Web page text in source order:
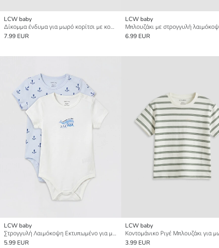
LCW baby
Δίκομμα ένδυμα για μωρό κορίτσι με κουμπώματα, με εκτυπωμένο σχέδιο.
7.99 EUR
LCW baby
6.99 EUR
LCW baby
Στρογγυλή Λαιμόκοψη Εκτυπωμένο για μωρό αγόρι Κορμάκι με Κουμπιά 2-Πακέτο
5.99 EUR
LCW baby
3.99 EUR